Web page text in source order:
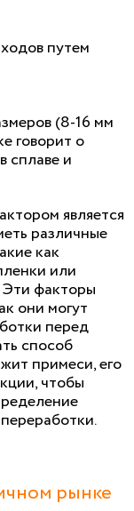
путем
(8-16 мм
говорит о
сплаве и
является
различные
как
или
Эти факторы
они могут
перед
способ
примеси, его
чтобы
рынке